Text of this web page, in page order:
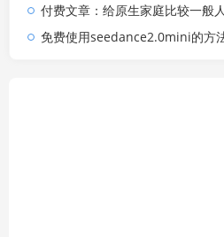
付费文章：给原生家庭比较一般人的几点建议，打
免费使用seedance2.0mini的方法，不能真人